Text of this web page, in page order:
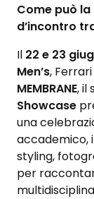
Come può
d’incontro
Il 22 e 23
Men’s,
MEMBRANE, il
Showcase
una
accademico,
styling,
per